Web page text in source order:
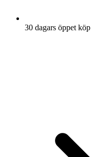
30 dagars öppet köp